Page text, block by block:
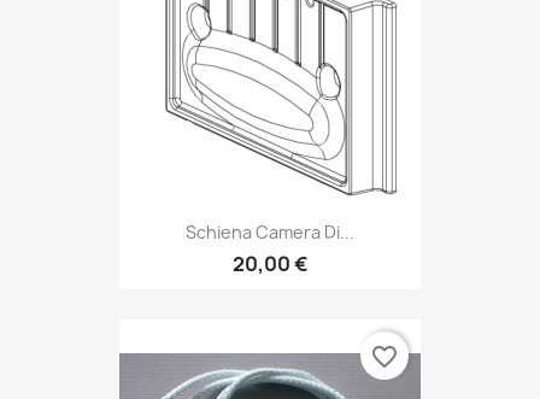
Schiena Camera Di...
20,00 €
favorite_border